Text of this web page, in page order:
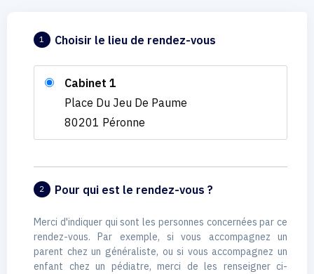
1 Choisir le lieu de rendez-vous
Cabinet 1
Place Du Jeu De Paume
80201 Péronne
2 Pour qui est le rendez-vous ?
Merci d'indiquer qui sont les personnes concernées par ce
rendez-vous. Par exemple, si vous accompagnez un
parent chez un généraliste, ou si vous accompagnez un
enfant chez un pédiatre, merci de les renseigner ci-